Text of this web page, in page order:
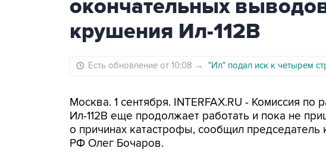
окончательных
крушения Ил-112В
Есть обновление от 10:08 → "Ил" подал иск к четырем
Москва. 1 сентября. INTERFAX.RU - Комиссия
Ил-112В еще продолжает работать и пока не
о причинах катастрофы, сообщил
РФ Олег Бочаров.